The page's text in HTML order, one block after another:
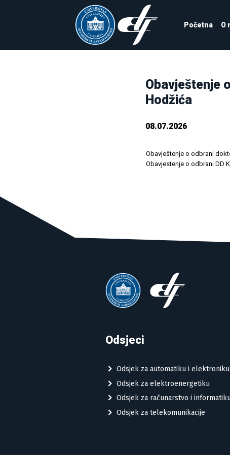
Početna O
Obavještenje
Hodžića
08.07.2026
Obavještenje o odbrani
Obavjestenje o odbrani DD
Odsjeci
Odsjek za automatiku i elektroniku
Odsjek za elektroenergetiku
Odsjek za računarstvo i informatiku
Odsjek za telekomunikacije